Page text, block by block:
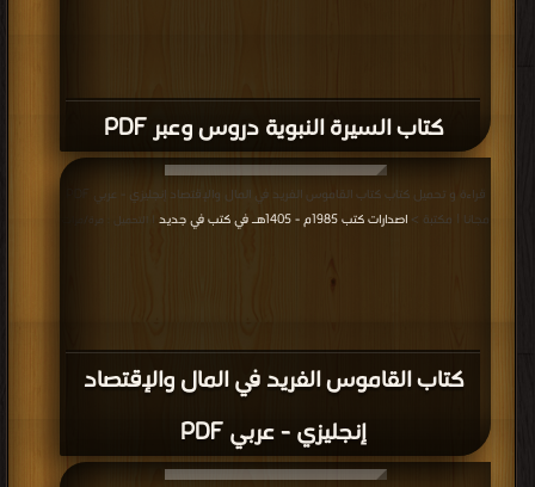
كتاب السيرة النبوية دروس وعبر PDF
كتاب القاموس الفريد في المال والإقتصاد
إنجليزي - عربي PDF
مجانا | مكتبة >اصدارات كتب 1985م - 1405هـ في كتب في جديد | التحميل : مرة/مرات